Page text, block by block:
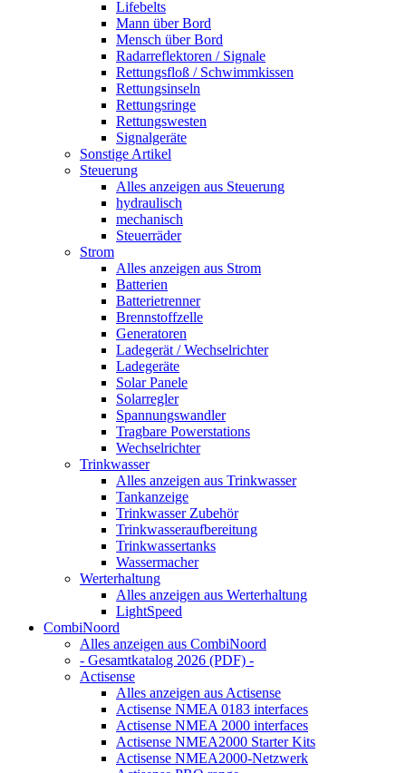
Lifebelts
Mann über Bord
Mensch über Bord
Radarreflektoren / Signale
Rettungsfloß / Schwimmkissen
Rettungsinseln
Rettungsringe
Rettungswesten
Signalgeräte
Sonstige Artikel
Steuerung
Alles anzeigen aus Steuerung
hydraulisch
mechanisch
Steuerräder
Strom
Alles anzeigen aus Strom
Batterien
Batterietrenner
Brennstoffzelle
Generatoren
Ladegerät / Wechselrichter
Ladegeräte
Solar Panele
Solarregler
Spannungswandler
Tragbare Powerstations
Wechselrichter
Trinkwasser
Alles anzeigen aus Trinkwasser
Tankanzeige
Trinkwasser Zubehör
Trinkwasseraufbereitung
Trinkwassertanks
Wassermacher
Werterhaltung
Alles anzeigen aus Werterhaltung
LightSpeed
CombiNoord
Alles anzeigen aus CombiNoord
- Gesamtkatalog 2026 (PDF) -
Actisense
Alles anzeigen aus Actisense
Actisense NMEA 0183 interfaces
Actisense NMEA 2000 interfaces
Actisense NMEA2000 Starter Kits
Actisense NMEA2000-Netzwerk